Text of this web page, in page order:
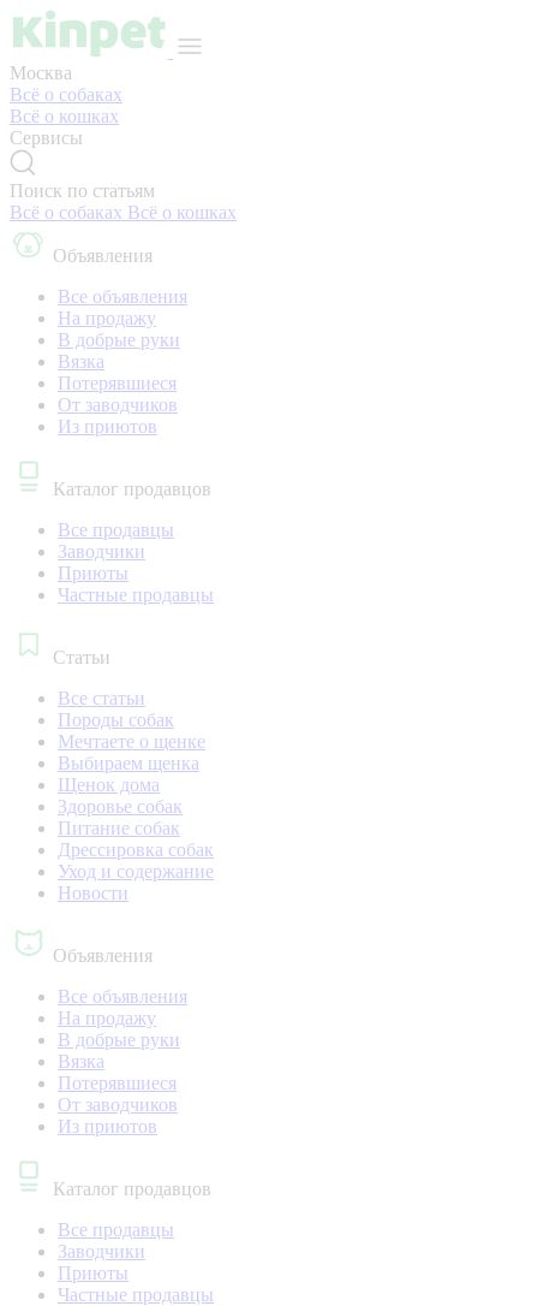
Москва
Всё о собаках
Всё о кошках
Сервисы
Поиск по статьям
Всё о собаках Всё о кошках
Объявления
Все объявления
На продажу
В добрые руки
Вязка
Потерявшиеся
От заводчиков
Из приютов
Каталог продавцов
Все продавцы
Заводчики
Приюты
Частные продавцы
Статьи
Все статьи
Породы собак
Мечтаете о щенке
Выбираем щенка
Щенок дома
Здоровье собак
Питание собак
Дрессировка собак
Уход и содержание
Новости
Объявления
Все объявления
На продажу
В добрые руки
Вязка
Потерявшиеся
От заводчиков
Из приютов
Каталог продавцов
Все продавцы
Заводчики
Приюты
Частные продавцы